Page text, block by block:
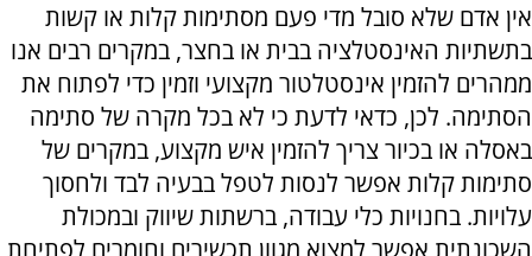
אין אדם שלא סובל מדי פעם מסתימות קלות או קשות
בתשתיות האינסטלציה בבית או בחצר, במקרים רבים אנו
ממהרים להזמין אינסטלטור מקצועי וזמין כדי לפתוח את
הסתימה. לכן, כדאי לדעת כי לא בכל מקרה של סתימה
באסלה או בכיור צריך להזמין איש מקצוע, במקרים של
סתימות קלות אפשר לנסות לטפל בבעיה לבד ולחסוך
עלויות. בחנויות כלי עבודה, ברשתות שיווק ובמכולת